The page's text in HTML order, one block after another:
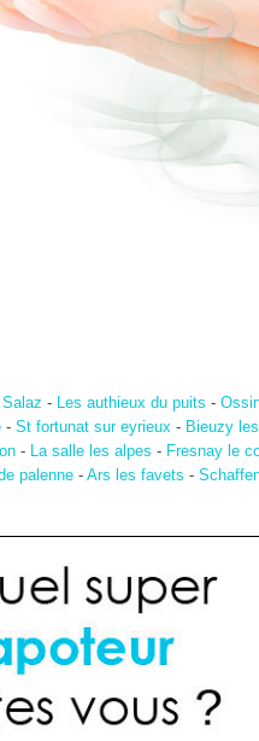
Salaz - Les authieux du puits -
- St fortunat sur eyrieux - Bieuzy
- La salle les alpes - Fresnay le
palenne- Ars les favets -